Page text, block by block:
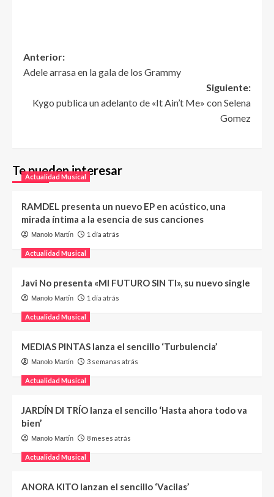
Anterior:
Adele arrasa en la gala de los Grammy
Siguiente:
Kygo publica un adelanto de «It Ain’t Me» con Selena
Gomez
Te pueden interesar
Actualidad Musical
RAMDEL presenta un nuevo EP en acústico, una
mirada íntima a la esencia de sus canciones
Manolo Martín 1 día atrás
Actualidad Musical
Javi No presenta «MI FUTURO SIN TI», su nuevo single
Manolo Martín 1 día atrás
Actualidad Musical
MEDIAS PINTAS lanza el sencillo ‘Turbulencia’
Manolo Martín 3 semanas atrás
Actualidad Musical
JARDÍN DI TRÍO lanza el sencillo ‘Hasta ahora todo va
bien’
Manolo Martín 8 meses atrás
Actualidad Musical
ANORA KITO lanzan el sencillo ‘Vacilas’